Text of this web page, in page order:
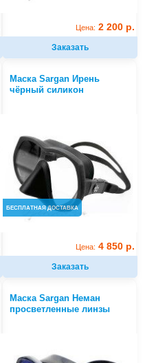
Цена: 2 200 р.
Заказать
Маска Sargan Ирень
чёрный силикон
БЕСПЛАТНАЯ ДОСТАВКА
Цена: 4 850 р.
Заказать
Маска Sargan Неман
просветленные линзы